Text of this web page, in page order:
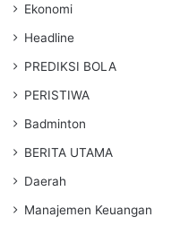
Ekonomi
Headline
PREDIKSI BOLA
PERISTIWA
Badminton
BERITA UTAMA
Daerah
Manajemen Keuangan